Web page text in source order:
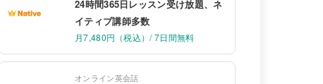
24時間365日レッスン受け放題、ネ
イティブ講師多数
月7,480円（税込）/ 7日間無料
オンライン英会話